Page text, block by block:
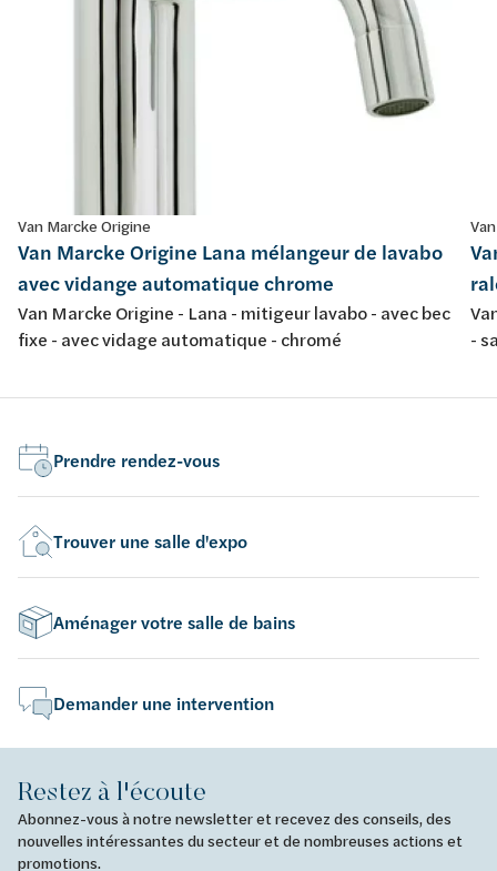
Van Marcke Origine
Van Marcke Origine Lana mélangeur de lavabo
avec vidange automatique chrome
Van Marcke Origine - Lana - mitigeur lavabo - avec bec
fixe - avec vidage automatique - chromé
-
Prendre rendez-vous
Trouver une salle d'expo
Aménager votre salle de bains
Demander une intervention
Restez à l'écoute
Abonnez-vous à notre newsletter et recevez des conseils, des
nouvelles intéressantes du secteur et de nombreuses actions et
promotions.